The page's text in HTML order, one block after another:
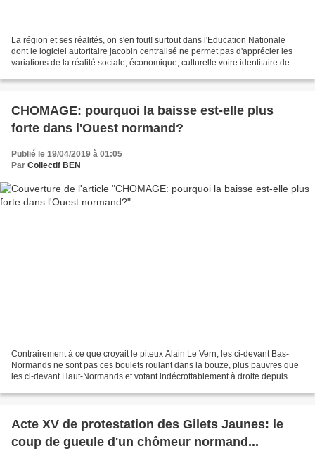
La région et ses réalités, on s'en fout! surtout dans l'Education Nationale
dont le logiciel autoritaire jacobin centralisé ne permet pas d'apprécier les
variations de la réalité sociale, économique, culturelle voire identitaire de
CHOMAGE: pourquoi la baisse est-elle plus
forte dans l'Ouest normand?
Publié le 19/04/2019 à 01:05
Par Collectif BEN
Contrairement à ce que croyait le piteux Alain Le Vern, les ci-devant Bas-
Normands ne sont pas ces boulets roulant dans la bouze, plus pauvres que
les ci-devant Haut-Normands et votant indécrottablement à droite depuis...
Acte XV de protestation des Gilets Jaunes: le
coup de gueule d'un chômeur normand...